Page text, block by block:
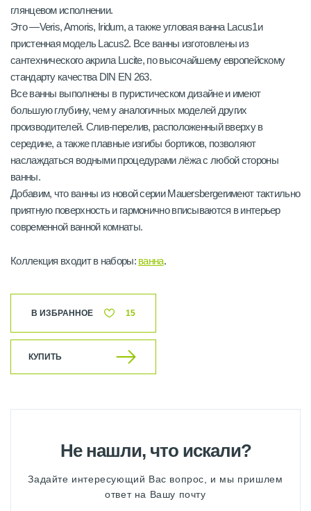
глянцевом исполнении.
Это —Veris, Amoris, Iridum, а также угловая ванна Lacus1и
пристенная модель Lacus2. Все ванны изготовлены из
сантехнического акрила Lucite, по высочайшему европейскому
стандарту качества DIN EN 263.
Все ванны выполнены в пуристическом дизайне и имеют
большую глубину, чем у аналогичных моделей других
производителей. Слив-перелив, расположенный вверху в
середине, а также плавные изгибы бортиков, позволяют
наслаждаться водными процедурами лёжа с любой стороны
ванны.
Добавим, что ванны из новой серии Mauersbergerимеют тактильно
приятную поверхность и гармонично вписываются в интерьер
современной ванной комнаты.
Коллекция входит в наборы: ванна.
В ИЗБРАННОЕ 15
КУПИТЬ
Не нашли, что искали?
Задайте интересующий Вас вопрос, и мы пришлем
ответ на Вашу почту